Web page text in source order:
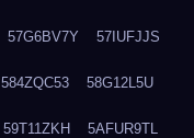
57G6BV7Y 57IUFJJS
584ZQC53 58G12L5U
59T11ZKH 5AFUR9TL